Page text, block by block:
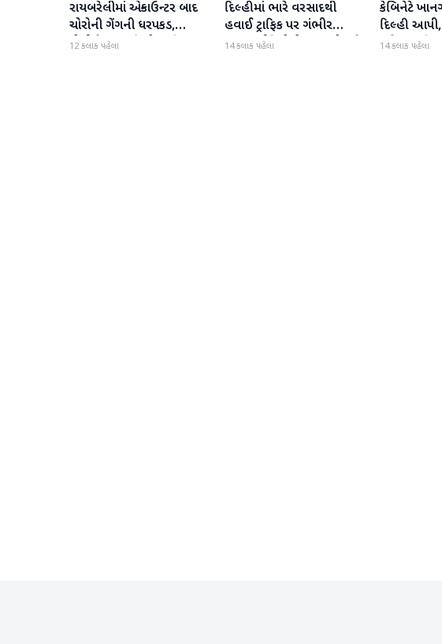
રાષ્ટ્રીય
રાયબરેલીમાં એન્કાઉન્ટર બાદ
ચોરોની ગેંગની ધરપકડ,
પોલીસે 12.4 કિલો ચાંદીના
12 કલાક પહેલા
રાષ્ટ્રીય
દિલ્હીમાં ભારે વરસાદથી
હવાઈ ટ્રાફિક પર ગંભીર
અસર; ઈન્ડિગોએ મુસાફરો માટે
14 કલાક પહેલા
રાષ્ટ્રીય
કેબિનેટે
દિલ્હી
માટે નવા
14 કલાક પહેલા